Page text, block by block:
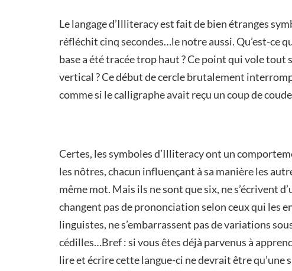
Le langage d’Illiteracy est fait de bien étranges
réfléchit cinq secondes…le notre aussi. Qu’est-ce
base a été tracée trop haut ? Ce point qui vole tout
vertical ? Ce début de cercle brutalement
comme si le calligraphe avait reçu un coup de coude
Certes, les symboles d’Illiteracy ont un
les nôtres, chacun influençant à sa manière les
même mot. Mais ils ne sont que six, ne s’écrivent
changent pas de prononciation selon ceux qui les
linguistes, ne s’embarrassent pas de variations
cédilles…Bref : si vous êtes déjà parvenus à
lire et écrire cette langue-ci ne devrait être qu’une